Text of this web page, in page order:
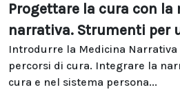
Progettare la cura con la
narrativa. Strumenti per
Introdurre la Medicina
percorsi di cura. Integrare la
cura e nel sistema persona...